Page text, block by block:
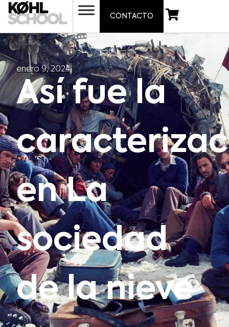
CONTACTO
enero 9, 2024
Así fue la
en La
sociedad
de la nieve